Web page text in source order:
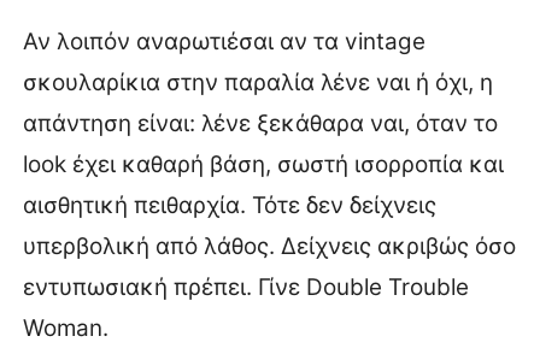
Αν λοιπόν αναρωτιέσαι αν τα vintage
σκουλαρίκια στην παραλία λένε ναι ή όχι, η
απάντηση είναι: λένε ξεκάθαρα ναι, όταν το
look έχει καθαρή βάση, σωστή ισορροπία και
αισθητική πειθαρχία. Τότε δεν δείχνεις
υπερβολική από λάθος. Δείχνεις ακριβώς όσο
εντυπωσιακή πρέπει. Γίνε Double Trouble
Woman.